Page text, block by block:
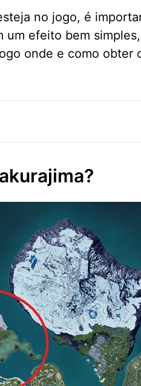
no jogo, é
um efeito bem
onde e como obter